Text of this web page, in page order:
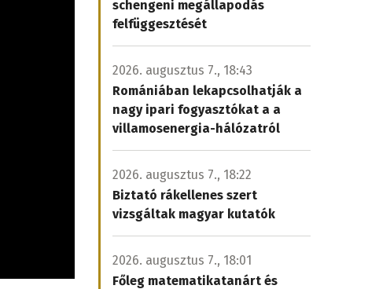
schengeni megállapodás
felfüggesztését
2026. augusztus 7., 18:43
Romániában lekapcsolhatják a
nagy ipari fogyasztókat a a
villamosenergia-hálózatról
2026. augusztus 7., 18:22
Biztató rákellenes szert
vizsgáltak magyar kutatók
2026. augusztus 7., 18:01
Főleg matematikatanárt és